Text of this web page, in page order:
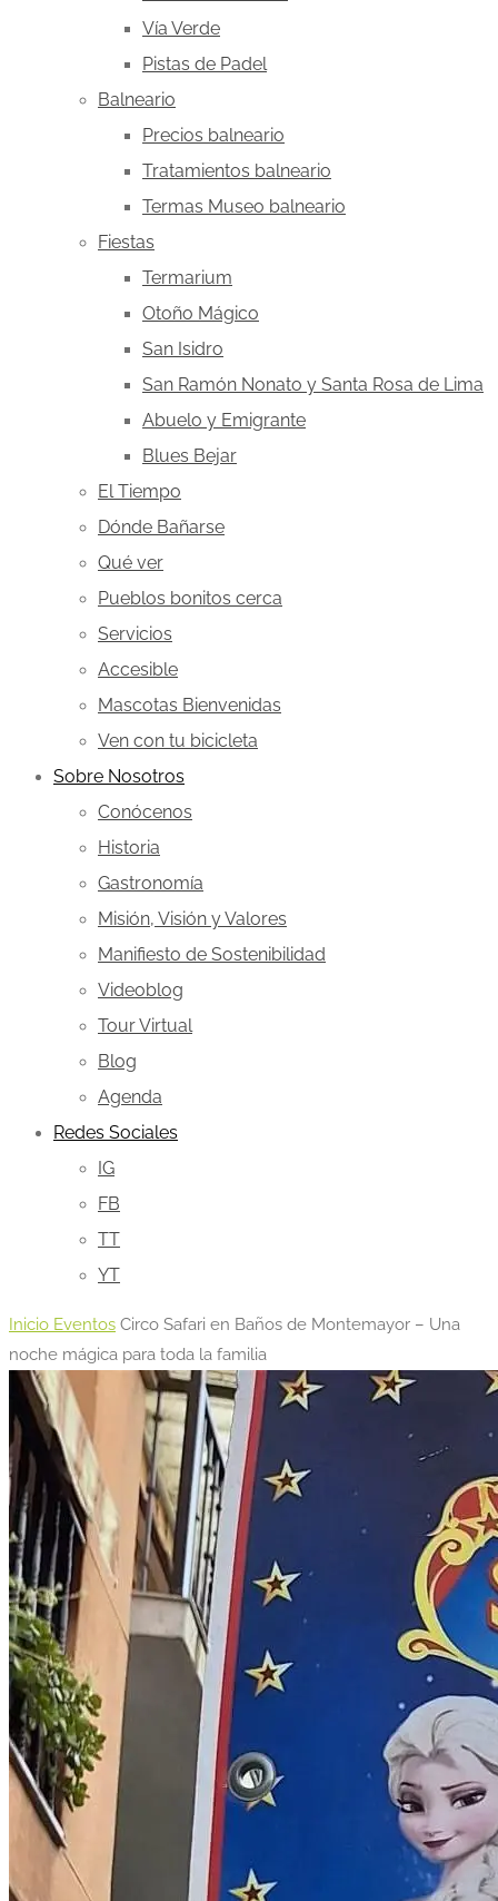
Vía Verde
Pistas de Padel
Balneario
Precios balneario
Tratamientos balneario
Termas Museo balneario
Fiestas
Termarium
Otoño Mágico
San Isidro
San Ramón Nonato y Santa Rosa de Lima
Abuelo y Emigrante
Blues Bejar
El Tiempo
Dónde Bañarse
Qué ver
Pueblos bonitos cerca
Servicios
Accesible
Mascotas Bienvenidas
Ven con tu bicicleta
Sobre Nosotros
Conócenos
Historia
Gastronomía
Misión, Visión y Valores
Manifiesto de Sostenibilidad
Videoblog
Tour Virtual
Blog
Agenda
Redes Sociales
IG
FB
TT
YT
Inicio Eventos Circo Safari en Baños de Montemayor – Una
noche mágica para toda la familia